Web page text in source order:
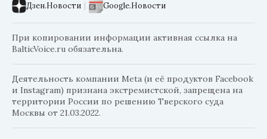
Дзен.Новости | Google.Новости
При копировании информации активная ссылка на
BalticVoice.ru обязательна.
Деятельность компании Meta (и её продуктов Facebook
и Instagram) признана экстремистской, запрещена на
территории России по решению Тверского суда
Москвы от 21.03.2022.